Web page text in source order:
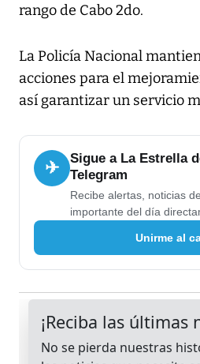
rango de Cabo 2do.
La Policía Nacional
acciones para el
así garantizar un servicio
✈
Sigue a La Estrella
Telegram
Recibe alertas, noticias
importante del día
Unirme al